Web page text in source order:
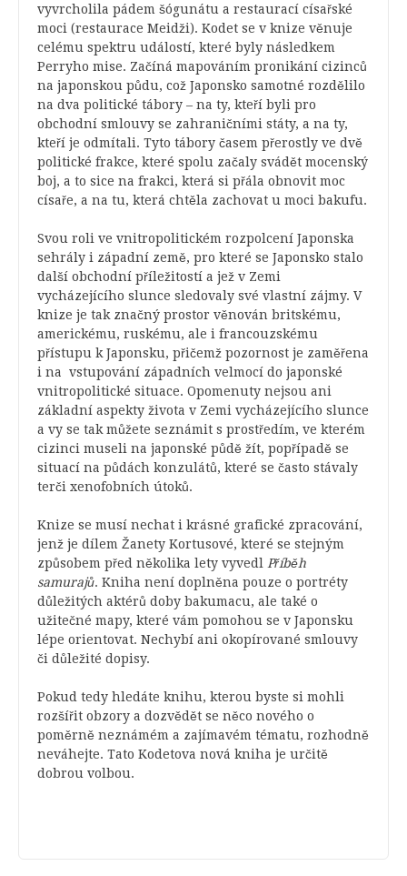
vyvrcholila pádem šógunátu a restaurací císařské
moci (restaurace Meidži). Kodet se v knize věnuje
celému spektru událostí, které byly následkem
Perryho mise. Začíná mapováním pronikání cizinců
na japonskou půdu, což Japonsko samotné rozdělilo
na dva politické tábory – na ty, kteří byli pro
obchodní smlouvy se zahraničními státy, a na ty,
kteří je odmítali. Tyto tábory časem přerostly ve dvě
politické frakce, které spolu začaly svádět mocenský
boj, a to sice na frakci, která si přála obnovit moc
císaře, a na tu, která chtěla zachovat u moci bakufu.
Svou roli ve vnitropolitickém rozpolcení Japonska
sehrály i západní země, pro které se Japonsko stalo
další obchodní příležitostí a jež v Zemi
vycházejícího slunce sledovaly své vlastní zájmy. V
knize je tak značný prostor věnován britskému,
americkému, ruskému, ale i francouzskému
přístupu k Japonsku, přičemž pozornost je zaměřena
i na vstupování západních velmocí do japonské
vnitropolitické situace. Opomenuty nejsou ani
základní aspekty života v Zemi vycházejícího slunce
a vy se tak můžete seznámit s prostředím, ve kterém
cizinci museli na japonské půdě žít, popřípadě se
situací na půdách konzulátů, které se často stávaly
terči xenofobních útoků.
Knize se musí nechat i krásné grafické zpracování,
jenž je dílem Žanety Kortusové, které se stejným
způsobem před několika lety vyvedl Příběh
samurajů. Kniha není doplněna pouze o portréty
důležitých aktérů doby bakumacu, ale také o
užitečné mapy, které vám pomohou se v Japonsku
lépe orientovat. Nechybí ani okopírované smlouvy
či důležité dopisy.
Pokud tedy hledáte knihu, kterou byste si mohli
rozšířit obzory a dozvědět se něco nového o
poměrně neznámém a zajímavém tématu, rozhodně
neváhejte. Tato Kodetova nová kniha je určitě
dobrou volbou.